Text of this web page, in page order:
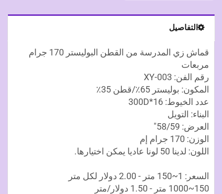
التفاصيل
قماش زي المدرسة من القطن البوليستر 170 جرام
مربعات
رقم الفن: XY-003
المكون: بوليستر 65٪/قطن 35٪
عدد الخيوط: 300D*16
البناء: التويل
العرض: 58/59"
الوزن: 170 جرام إم
اللون: لدينا 50 لونا عاديا يمكن اختيارها.
السعر: 1~150 متر - 2.00 دولار لكل متر
150~1000 متر - 1.50 دولار/متر